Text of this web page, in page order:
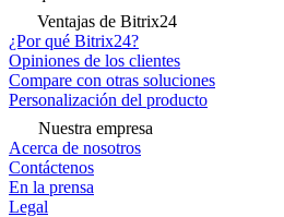
Ventajas de Bitrix24
¿Por qué Bitrix24?
Opiniones de los clientes
Compare con otras soluciones
Personalización del producto
Nuestra empresa
Acerca de nosotros
Contáctenos
En la prensa
Legal